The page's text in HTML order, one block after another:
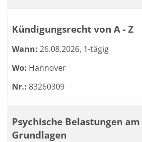
Kündigungsrecht von A - Z
Wann: 26.08.2026, 1-tägig
Wo: Hannover
Nr.: 83260309
Psychische Belastungen
Grundlagen